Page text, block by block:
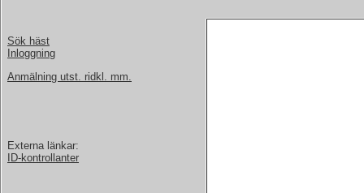
Sök häst
Inloggning
Anmälning utst. ridkl. mm.
Externa länkar:
ID-kontrollanter